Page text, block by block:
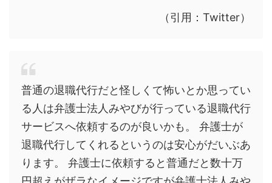
（引用：Twitter）
普通の退職代行だと怪しくて怖いとか思ってい
る人は弁護士法人みやびが行っている退職代行
サービスへ依頼するのが良いかも。 弁護士が
退職代行してくれるというのは安心がだいぶあ
ります。 弁護士に依頼すると普通だと数十万